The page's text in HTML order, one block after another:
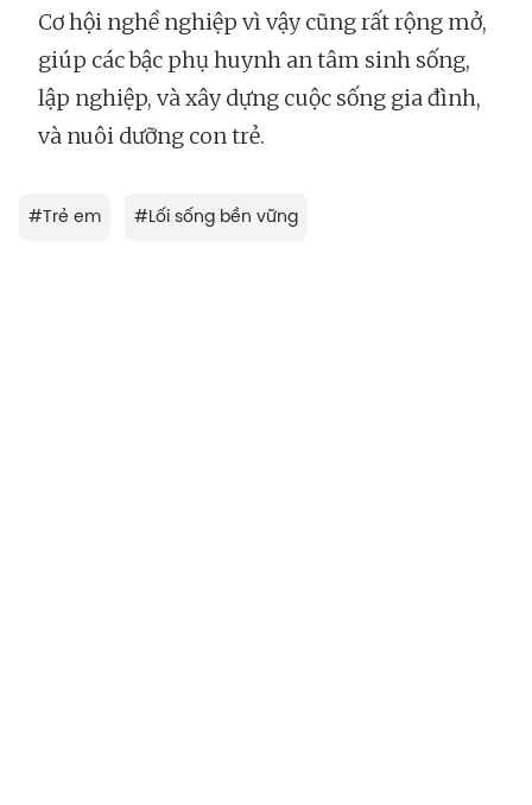
Cơ hội nghề nghiệp vì vậy cũng rất rộng mở,
giúp các bậc phụ huynh an tâm sinh sống,
lập nghiệp, và xây dựng cuộc sống gia đình,
và nuôi dưỡng con trẻ.
#Trẻ em #Lối sống bền vững